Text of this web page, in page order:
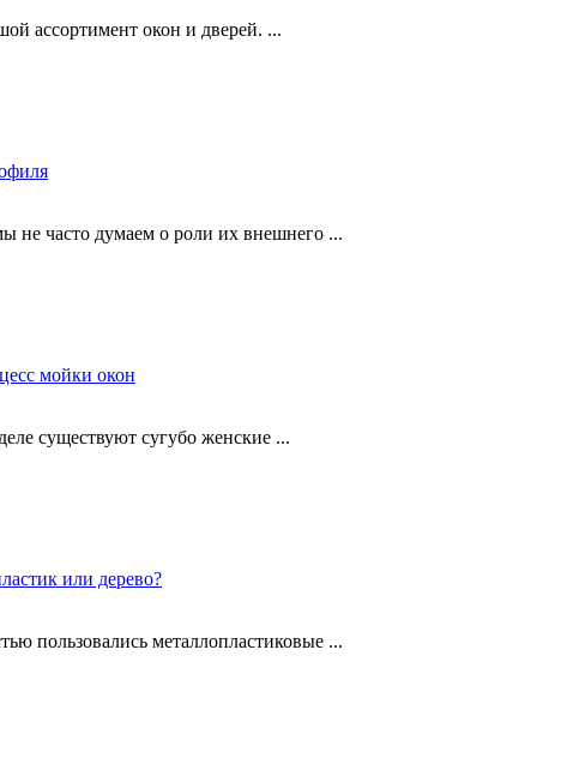
ассортимент окон и дверей. ...
не часто думаем о роли их внешнего ...
мойки окон
существуют сугубо женские ...
или дерево?
пользовались металлопластиковые ...